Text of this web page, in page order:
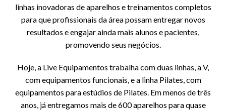
linhas inovadoras de aparelhos e treinamentos completos
para que profissionais da área possam entregar novos
resultados e engajar ainda mais alunos e pacientes,
promovendo seus negócios.
Hoje, a Live Equipamentos trabalha com duas linhas, a V,
com equipamentos funcionais, e a linha Pilates, com
equipamentos para estúdios de Pilates. Em menos de três
anos, já entregamos mais de 600 aparelhos para quase